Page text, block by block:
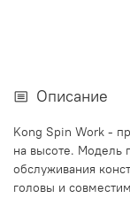
Описание
Kong Spin Work -
на высоте. Модель
обслуживания
головы и